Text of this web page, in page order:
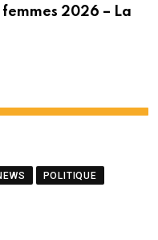
2026 – La
POLITIQUE